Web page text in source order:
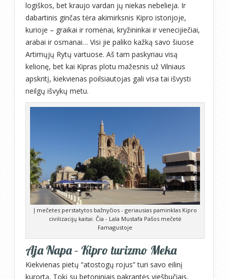
logiškos, bet kraujo vardan jų niekas nebelieja. Ir
dabartinis ginčas tėra akimirksnis Kipro istorijoje,
kurioje – graikai ir romėnai, kryžininkai ir venecijiečiai,
arabai ir osmanai… Visi jie paliko kažką savo šiuose
Artimųjų Rytų vartuose. Aš tam paskyriau visą
kelionę, bet kai Kipras plotu mažesnis už Vilniaus
apskritį, kiekvienas poilsiautojas gali visa tai išvysti
neilgų išvykų metu.
Į mečetes perstatytos bažnyčios - geriausias paminklas Kipro
civilizacijų kaitai. Čia - Lala Mustafa Pašos mečetė
Famagustoje
Aja Napa – Kipro turizmo Meka
Kiekvienas pietų “atostogų rojus” turi savo eilinį
kurortą. Tokį su betoniniais pakrantės viešbučiais,